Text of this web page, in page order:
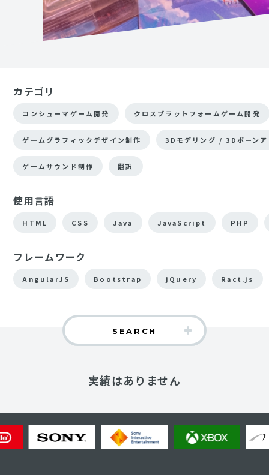
カテゴリ
コンシューマゲーム開発 クロスプラットフォームゲーム開発
ゲームグラフィックデザイン制作 3Dモデリング / 3Dボーン
ゲームサウンド制作 翻訳
使用言語
HTML CSS Java JavaScript PHP
フレームワーク
AngularJS Bootstrap jQuery Ract.js
SEARCH
実績はありません